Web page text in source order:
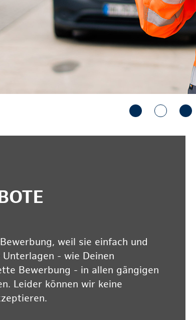
weil sie einfach und
- wie Deinen
Bewerbung - in allen gängigen
Leider können wir keine